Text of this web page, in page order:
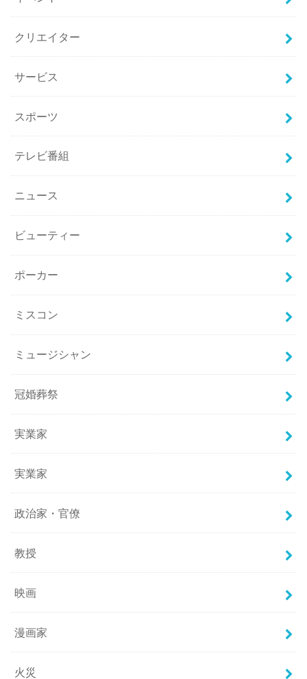
クリエイター
サービス
スポーツ
テレビ番組
ニュース
ビューティー
ポーカー
ミスコン
ミュージシャン
冠婚葬祭
実業家
実業家
政治家・官僚
教授
映画
漫画家
火災